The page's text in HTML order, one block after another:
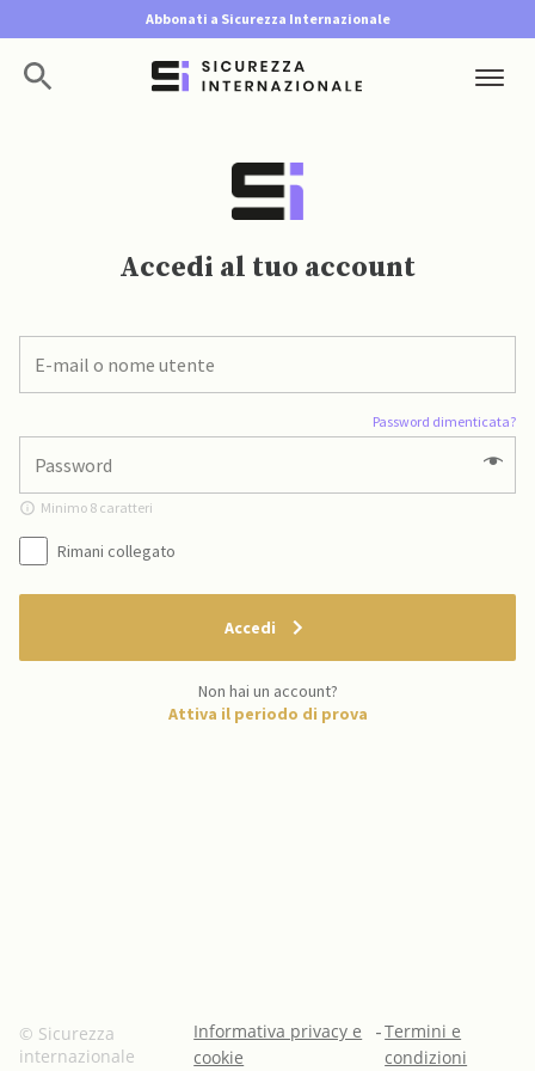
Abbonati a Sicurezza Internazionale
Accedi al tuo account
Password dimenticata?
Minimo 8 caratteri
Rimani collegato
Accedi
Non hai un account?
Attiva il periodo di prova
© Sicurezza
internazionale
Informativa privacy e
cookie
-Termini e
condizioni